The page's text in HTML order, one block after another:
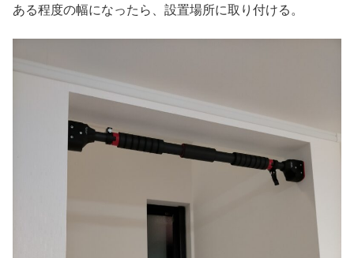
ある程度の幅になったら、設置場所に取り付ける。